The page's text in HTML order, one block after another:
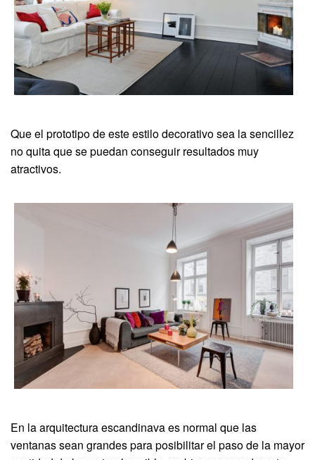
Que el prototipo de este estilo decorativo sea la sencillez
no quita que se puedan conseguir resultados muy
atractivos.
En la arquitectura escandinava es normal que las
ventanas sean grandes para posibilitar el paso de la mayor